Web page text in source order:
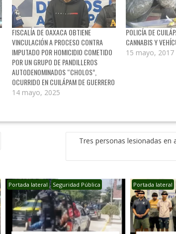
FISCALÍA DE OAXACA OBTIENE
VINCULACIÓN A PROCESO CONTRA
IMPUTADO POR HOMICIDIO COMETIDO
POR UN GRUPO DE PANDILLEROS
AUTODENOMINADOS “CHOLOS”,
OCURRIDO EN CUILÁPAM DE GUERRERO
14 mayo, 2025
POLICÍA DE
CANNABIS Y
15 mayo, 2017
Tres personas lesionadas en
Portada lateral Seguridad Pública Portada lateral